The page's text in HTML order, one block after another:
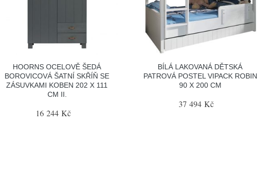
HOORNS OCELOVĚ ŠEDÁ
BOROVICOVÁ ŠATNÍ SKŘÍŇ SE
ZÁSUVKAMI KOBEN 202 X 111
CM II.
16 244 Kč
BÍLÁ LAKOVANÁ DĚTSKÁ
PATROVÁ POSTEL VIPACK ROBIN
90 X 200 CM
37 494 Kč